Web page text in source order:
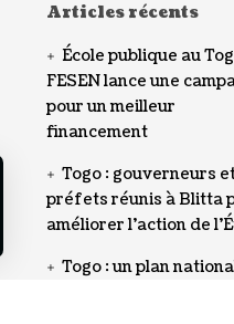
Articles récents
École publique au
FESEN lance une
pour un meilleur
financement
Togo : gouverneurs
préfets réunis à Blitta
améliorer l’action de
Togo : un plan